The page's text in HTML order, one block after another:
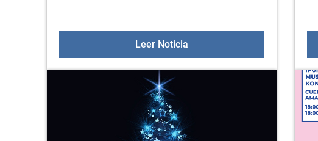
Leer NoticiaCinefórum infantil: Ainbo en